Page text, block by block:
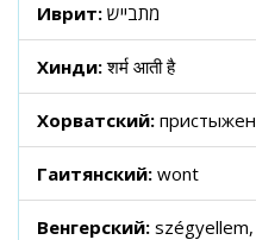
Иврит: מתבייש
Хинди:शर्म आती है
Хорватский: пристыжен
Гаитянский: wont
Венгерский: szégyellem,